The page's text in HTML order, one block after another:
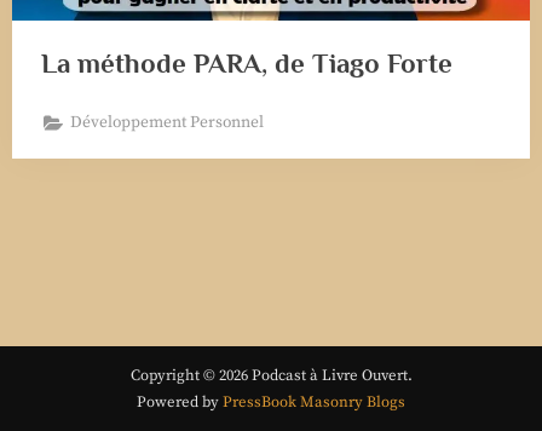
La méthode PARA, de Tiago Forte
Développement Personnel
Copyright © 2026 Podcast à Livre Ouvert.
Powered byPressBook Masonry Blogs